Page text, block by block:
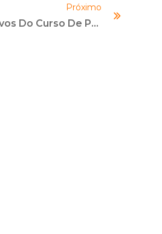
o
volume.
Próximo
Saiba Quais Os Objetivos Do Curso De Proteção De Dados